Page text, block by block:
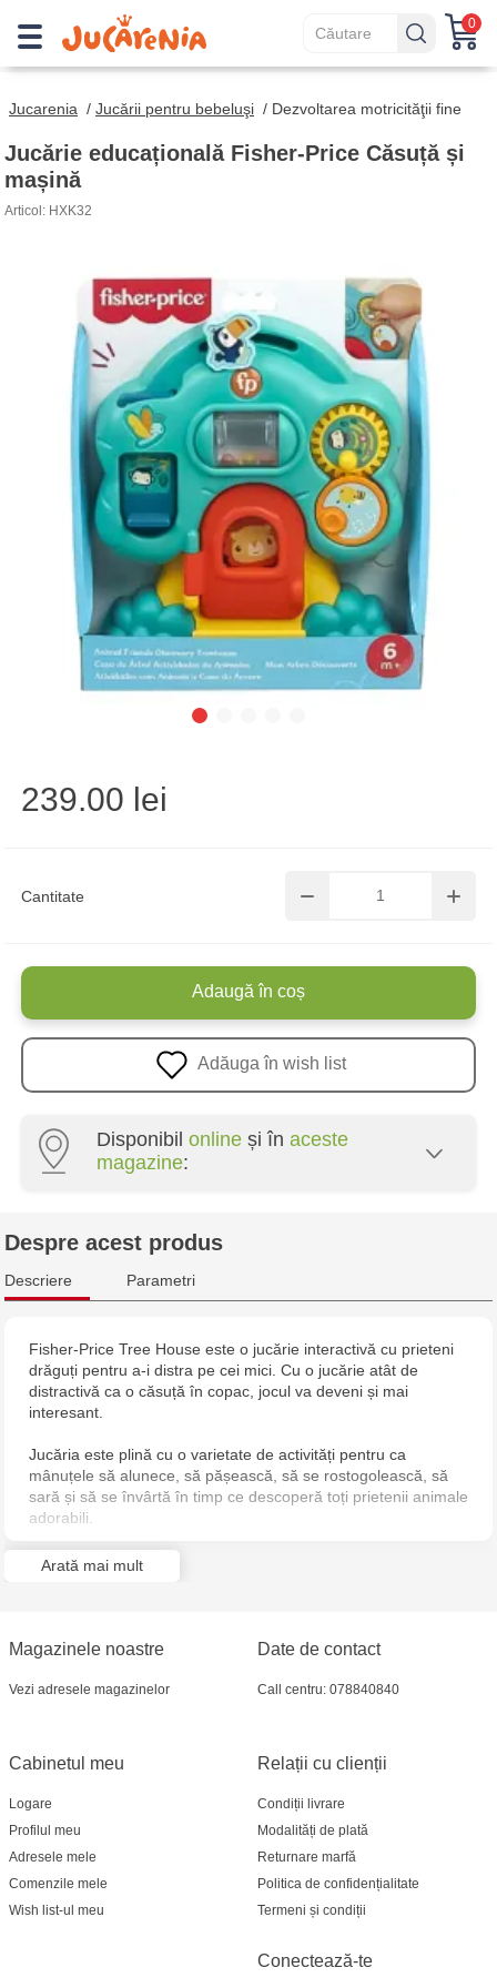
0
Jucarenia / Jucării pentru bebeluşi / Dezvoltarea motricităţii fine
Jucărie educațională Fisher-Price Căsuță și
mașină
Articol: HXK32
Cantitate
239.00 lei
Adaugă în coș
Adăuga în wish list
Disponibil online și în aceste
magazine:
Multistore Centru - bd. Cantemir, 6
Jucărenia Bălți - str. Alexandru Cel Bun, 5
Multistore Soroca - bd. Ștefan cel Mare, 110
Despre acest produs
Descriere Parametri
Fisher-Price Tree House este o jucărie interactivă cu prieteni
drăguți pentru a-i distra pe cei mici. Cu o jucărie atât de
distractivă ca o căsuță în copac, jocul va deveni și mai
interesant.
Jucăria este plină cu o varietate de activități pentru ca
mânuțele să alunece, să pășească, să se rostogolească, să
sară și să se învârtă în timp ce descoperă toți prietenii animale
adorabili.
Pe măsură ce se joacă, micuții își antrenează abilitățile motorii
Arată mai mult
Magazinele noastre
Vezi adresele magazinelor
Relații cu clienții
Condiții livrare
Modalități de plată
Returnare marfă
Politica de confidențialitate
Termeni și condiții
Cabinetul meu
Logare
Profilul meu
Adresele mele
Comenzile mele
Wish list-ul meu
Date de contact
Call centru: 078840840
Conectează-te